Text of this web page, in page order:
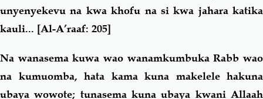
unyenyekevu na kwa khofu na si kwa jahara katika
kauli... [Al-A’raaf: 205]
Na wanasema kuwa wao wanamkumbuka Rabb wao
na kumuomba, hata kama kuna makelele hakuna
ubaya wowote; tunasema kuna ubaya kwani Allaah